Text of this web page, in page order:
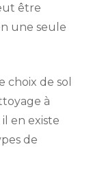
être
une seule
choix de sol
à
en existe
de